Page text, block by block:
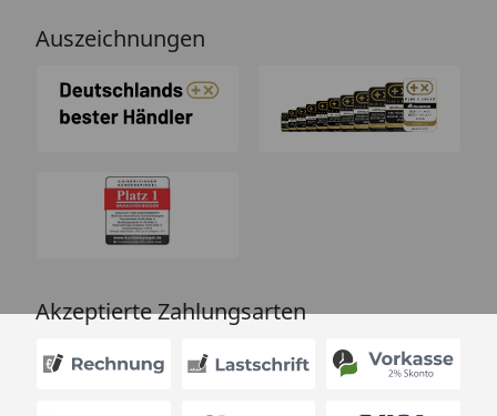
Auszeichnungen
Akzeptierte Zahlungsarten